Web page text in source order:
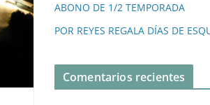
ABONO DE 1/2 TEMPORADA
POR REYES REGALA DÍAS DE
Comentarios recientes